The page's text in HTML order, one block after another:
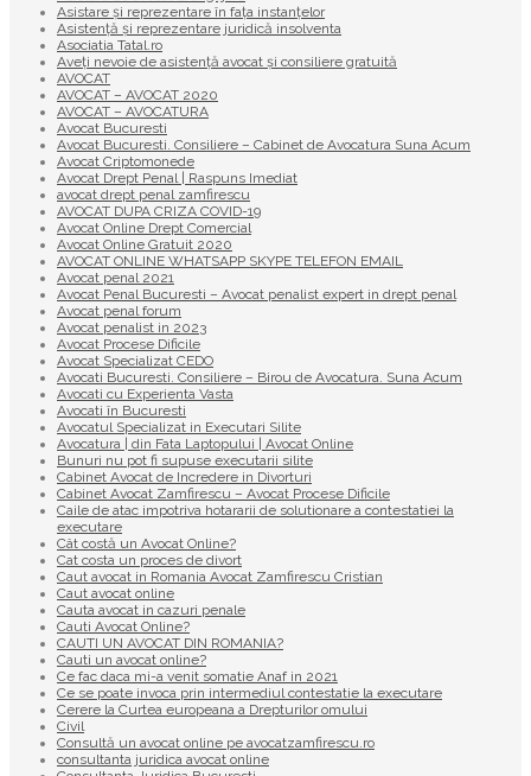
Asistare și reprezentare în fața instanțelor
Asistență și reprezentare juridică insolventa
Asociatia Tatal.ro
Aveţi nevoie de asistenţă avocat şi consiliere gratuită
AVOCAT
AVOCAT – AVOCAT 2020
AVOCAT – AVOCATURA
Avocat Bucuresti
Avocat Bucuresti. Consiliere – Cabinet de Avocatura Suna Acum
Avocat Criptomonede
Avocat Drept Penal | Raspuns Imediat
avocat drept penal zamfirescu
AVOCAT DUPA CRIZA COVID-19
Avocat Online Drept Comercial
Avocat Online Gratuit 2020
AVOCAT ONLINE WHATSAPP SKYPE TELEFON EMAIL
Avocat penal 2021
Avocat Penal Bucuresti – Avocat penalist expert in drept penal
Avocat penal forum
Avocat penalist in 2023
Avocat Procese Dificile
Avocat Specializat CEDO
Avocati Bucuresti. Consiliere – Birou de Avocatura. Suna Acum
Avocati cu Experienta Vasta
Avocati în Bucuresti
Avocatul Specializat in Executari Silite
Avocatura | din Fata Laptopului | Avocat Online
Bunuri nu pot fi supuse executarii silite
Cabinet Avocat de Incredere in Divorturi
Cabinet Avocat Zamfirescu – Avocat Procese Dificile
Caile de atac impotriva hotararii de solutionare a contestatiei la
executare
Cât costă un Avocat Online?
Cat costa un proces de divort
Caut avocat in Romania Avocat Zamfirescu Cristian
Caut avocat online
Cauta avocat in cazuri penale
Cauti Avocat Online?
CAUTI UN AVOCAT DIN ROMANIA?
Cauti un avocat online?
Ce fac daca mi-a venit somatie Anaf in 2021
Ce se poate invoca prin intermediul contestatie la executare
Cerere la Curtea europeana a Drepturilor omului
Civil
Consultă un avocat online pe avocatzamfirescu.ro
consultanta juridica avocat online